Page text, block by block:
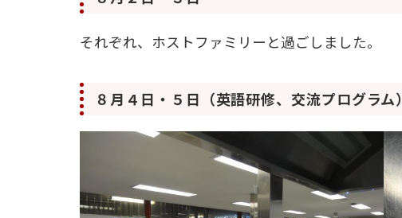
それぞれ、ホストファミリーと過ごしました。
８月４日・５日（英語研修、交流プログラム）